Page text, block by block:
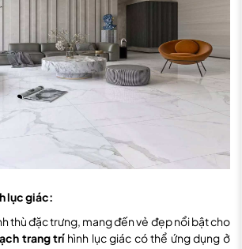
lục giác:
thù đặc trưng, mang đến vẻ đẹp nổi bật cho
trang tríhình lục giác có thể ứng dụng ở